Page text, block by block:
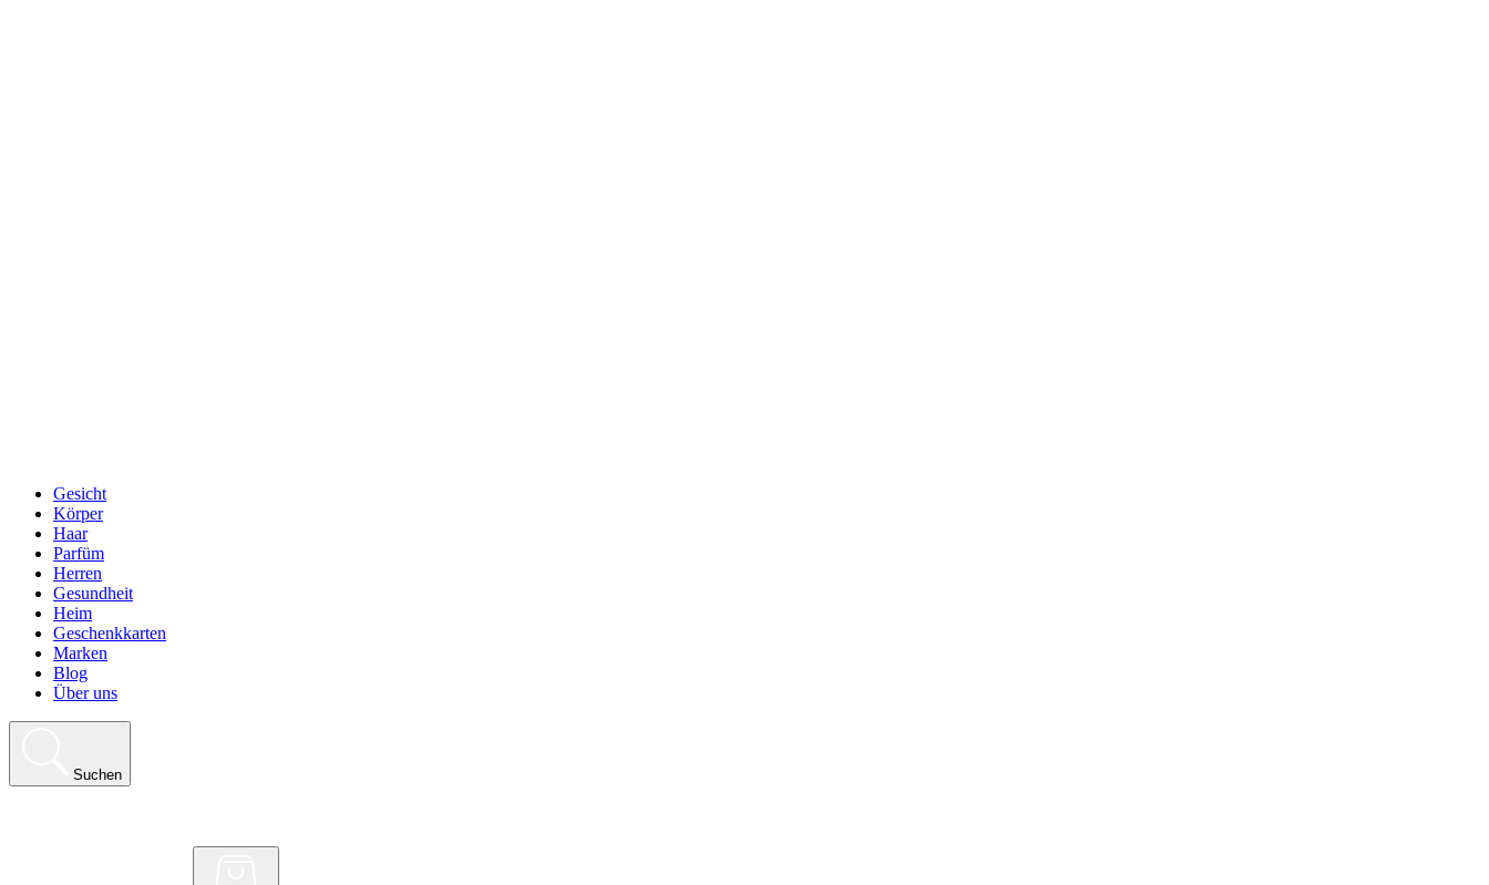
Gesicht
Körper
Haar
Parfüm
Herren
Gesundheit
Heim
Geschenkkarten
Marken
Blog
Über uns
Suchen